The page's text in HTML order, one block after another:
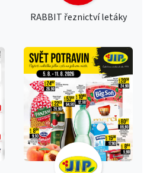
RABBIT řeznictví letáky